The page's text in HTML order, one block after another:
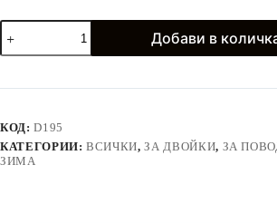
количество
за
Официална
рокля
в
цвят
бордо
Добави в
КОД:D195
КАТЕГОРИИ:ВСИЧКИ,ЗА ДВОЙКИ, ЗА
ЗИМА